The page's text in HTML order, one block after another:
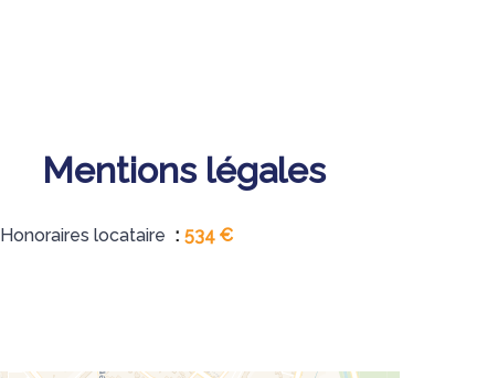
Mentions légales
Honoraires locataire 534 €